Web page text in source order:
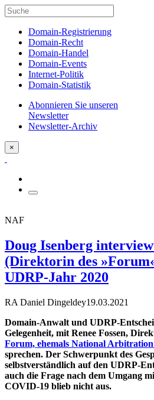
Domain-Registrierung
Domain-Recht
Domain-Handel
Domain-Events
Internet-Politik
Domain-Statistik
Abonnieren Sie unseren
Newsletter
Newsletter-Archiv
×
NAF
Doug Isenberg
(Direktorin des
UDRP-Jahr 2020
RA Daniel Dingeldey19.03.2021
Domain-Anwalt und UDRP-
Gelegenheit, mit Renee Fossen,
Forum, ehemals National
sprechen. Der Schwerpunkt des
selbstverständlich auf den UDRP-
auch die Frage nach dem Umgang
COVID-19 blieb nicht aus.